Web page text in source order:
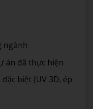
ngành
án đã thực hiện
biệt (UV 3D, ép